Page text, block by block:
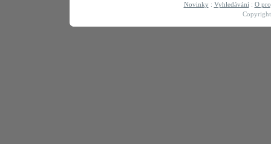
Novinky: Vyhledávání: O